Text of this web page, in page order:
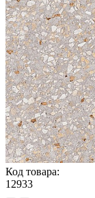
Код товара:
12933